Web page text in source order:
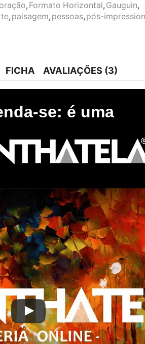
, Formato Horizontal, Gauguin,
, paisagem, pessoas, pós-
FICHA AVALIAÇÕES (3)
se: é uma